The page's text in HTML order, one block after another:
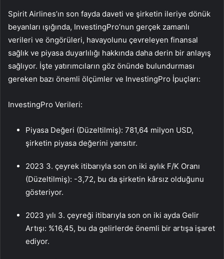
Spirit Airlines’ın son fayda daveti ve şirketin ileriye dönük
beyanları ışığında, InvestingPro’nun gerçek zamanlı
verileri ve öngörüleri, havayolunu çevreleyen finansal
sağlık ve piyasa duyarlılığı hakkında daha derin bir anlayış
sağlıyor. İşte yatırımcıların göz önünde bulundurması
gereken bazı önemli ölçümler ve InvestingPro İpuçları:
InvestingPro Verileri:
Piyasa Değeri (Düzeltilmiş): 781,64 milyon USD,
şirketin piyasa değerini yansıtır.
2023 3. çeyrek itibarıyla son on iki aylık F/K Oranı
(Düzeltilmiş): -3,72, bu da şirketin kârsız olduğunu
gösteriyor.
2023 yılı 3. çeyreği itibarıyla son on iki ayda Gelir
Artışı: %16,45, bu da gelirlerde önemli bir artışa işaret
ediyor.